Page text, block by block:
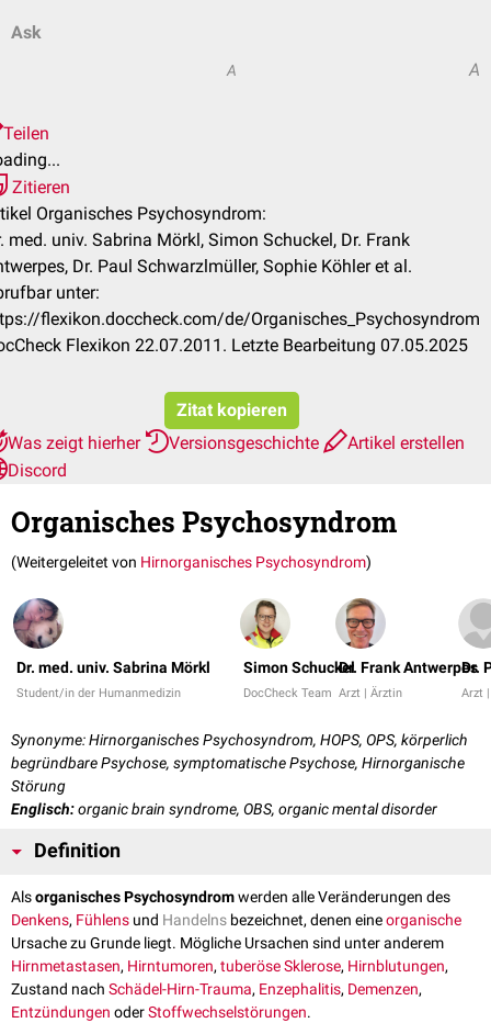
Ask
A A
Teilen
Zitieren
Organisches Psychosyndrom:
med. univ. Sabrina Mörkl, Simon Schuckel, Dr. Frank
Dr. Paul Schwarzlmüller, Sophie Köhler et al.
unter:
flexikon.doccheck.com/de/Organisches_Psychosyndrom
Flexikon 22.07.2011. Letzte Bearbeitung 07.05.2025
Zitat kopieren
Was zeigt hierher
Versionsgeschichte
Artikel erstellen
Discord
Organisches Psychosyndrom
(Weitergeleitet von Hirnorganisches Psychosyndrom)
Dr. med. univ. Sabrina Mörkl
Student/in der Humanmedizin
Simon Schuckel
DocCheck Team
Dr. Frank Antwerpes
Arzt | Ärztin
Dr.
Arzt
Synonyme: Hirnorganisches Psychosyndrom, HOPS, OPS, körperlich
begründbare Psychose, symptomatische Psychose, Hirnorganische
Störung
Englisch:organic brain syndrome, OBS, organic mental disorder
Definition
Alsorganisches Psychosyndromwerden alle Veränderungen des
Denkens, Fühlens und Handelns bezeichnet, denen eineorganische
Ursache zu Grunde liegt. Mögliche Ursachen sind unter anderem
Hirnmetastasen, Hirntumoren, tuberöse Sklerose, Hirnblutungen,
Zustand nach Schädel-Hirn-Trauma, Enzephalitis, Demenzen,
Entzündungen oderStoffwechselstörungen.